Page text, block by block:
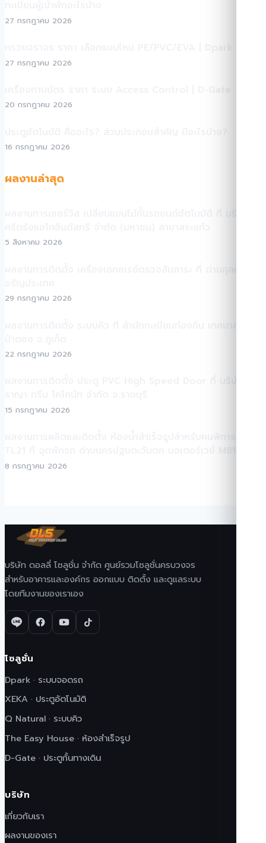
27 กรกฎาคม 2026
27 กรกฎาคม 2026
20 กรกฎาคม 2026
16 กรกฎาคม 2026
ผลงานล่าสุด
5 สิงหาคม 2026
29 กรกฎาคม 2026
22 กรกฎาคม 2026
15 กรกฎาคม 2026
8 กรกฎาคม 2026
บริษัท ดอลลี่ โซลูชั่น จำกัด ศูนย์รวมโซลูชั่นครบวงจร
สำหรับอาคารและองค์กร ออกแบบ ติดตั้ง และดูแลระบบ
โดยทีมงานของเราเอง
โซลูชั่น
Dpark · ระบบจอดรถ
XEKA · ประตูอัตโนมัติ
Q Natural · ระบบคิว
The Easy House · ห้องสำเร็จรูป
D-Gate · ประตูกั้นทางเดิน
บริษัท
เกี่ยวกับเรา
ผลงานของเรา